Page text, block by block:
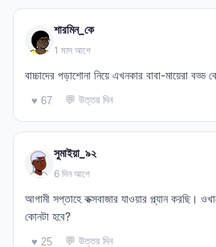
শারমিন_কে
1 মাস আগে
বাচ্চাদের পড়াশোনা নিয়ে এখনকার বাবা-মায়েরা বড্ড
♥ 67 💬 উত্তর দিন
সুমাইয়া_৯২
6 দিন আগে
আগামী সপ্তাহে কক্সবাজার যাওয়ার প্ল্যান করছি।
কোনটা হবে?
♥ 25 💬 উত্তর দিন